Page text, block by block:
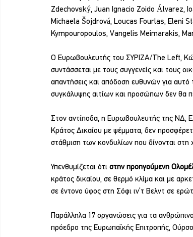
Zdechovský, Juan Ignacio Zoido Álvarez,
Michaela Šojdrová, Loucas Fourlas, Eleni
Kympouropoulos, Vangelis Meimarakis,
Ο Ευρωβουλευτής του ΣΥΡΙΖΑ/The Left,
συντάσσεται με τους συγγενείς και τους
απαντήσεις και απόδοση ευθυνών για αυτό
συγκάλυψης αιτίων και προσώπων δεν θα
Στον αντίποδα, η Ευρωβουλευτής της ΝΔ,
Κράτος Δικαίου με ψέμματα, δεν
στάθμιση των κονδυλίων που δίνονται
Υπενθυμίζεται ότι στην προηγούμενη
κράτος δικαίου, σε θερμό κλίμα και με
σε έντονο ύφος στη Σόφι ιν’τ Βελντ σε
Παράλληλα 17 οργανώσεις για τα
πρόεδρο της Ευρωπαϊκής Επιτροπής,